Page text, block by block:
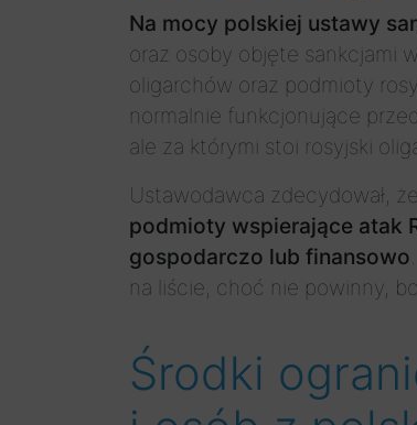
Na mocy polskiej ustawy
oraz osoby objęte sankcjami
oligarchów oraz podmioty
normalnie funkcjonujące
ale za którymi stoi rosyjski
Ustawodawca zdecydował, że
podmioty wspierające atak
gospodarczo lub finansowo
na liście, choć nie powinny,
Środki